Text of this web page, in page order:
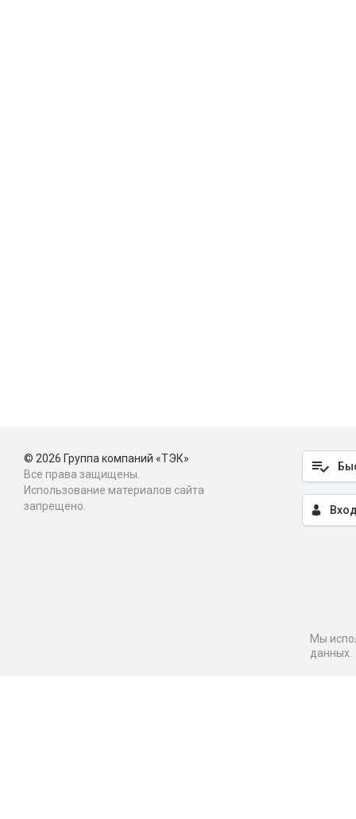
© 2026 Группа компаний «ТЭК»
Все права защищены.
Использование материалов сайта
запрещено.
Мы
данных.